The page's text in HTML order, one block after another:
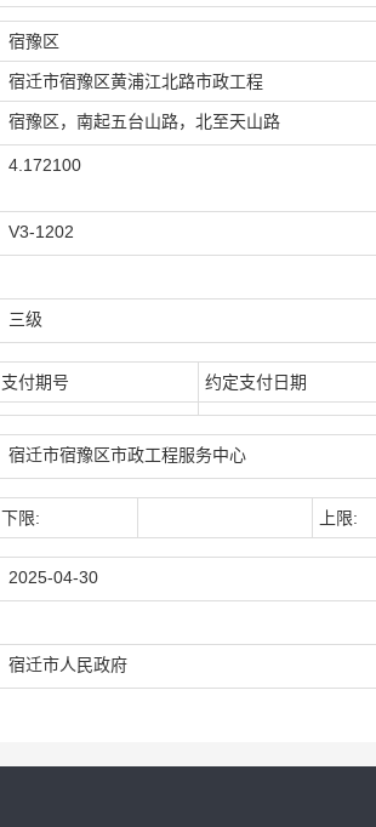
宿豫区
宿迁市宿豫区黄浦江北路市政工程
宿豫区，南起五台山路，北至天山路
4.172100
V3-1202
三级
支付期号 约定支付日期
宿迁市宿豫区市政工程服务中心
下限: 上限:
2025-04-30
宿迁市人民政府